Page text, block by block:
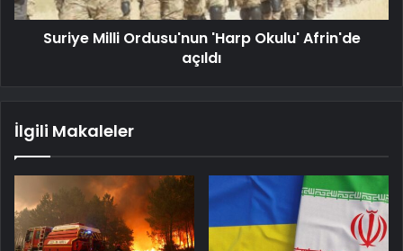
Suriye Milli Ordusu'nun 'Harp Okulu' Afrin'de
açıldı
İlgili Makaleler